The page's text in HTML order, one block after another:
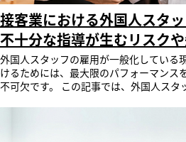
ーション事業、アンガーマネジメントの
業・企業法人向け研修事業 URL ：
本件に関するお問い合わせ先 株式会社レ
久内/安孫子 所在地：〒105-0014 東京都
ル2号館4階 TEL：03（6824）9782
po-accountsales@revicglobal.com URL
https://www.revicglobal.com
高齢化が加速度的に進行しており、労働
減少が深刻な社会問題となっています。
療・福祉、サービス業といった現場を伴
化しており、もはや国内の人材だけでは
面しています。 こうした不足する労働
外国人労働者の採用へ舵を切っています
る「労働力の補填」にとどまりません。
持つ外国人労働者は、企業のグローバル
接客業における外国人スタ
不十分な指導が生むリスク
化のポイントを解説
外国人スタッフの雇用が一般化している
けるためには、最大限のパフォーマンス
不可欠です。 この記事では、外国人スタ